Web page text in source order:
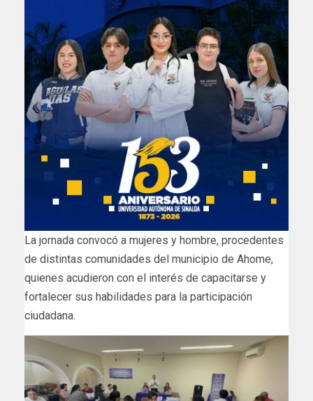
La jornada convocó a mujeres y hombre, procedentes
de distintas comunidades del municipio de Ahome,
quienes acudieron con el interés de capacitarse y
fortalecer sus habilidades para la participación
ciudadana.